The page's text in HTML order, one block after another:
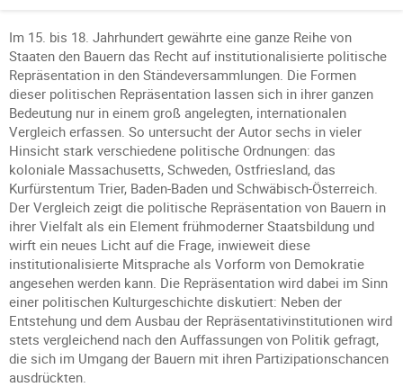
Im 15. bis 18. Jahrhundert gewährte eine ganze Reihe von
Staaten den Bauern das Recht auf institutionalisierte politische
Repräsentation in den Ständeversammlungen. Die Formen
dieser politischen Repräsentation lassen sich in ihrer ganzen
Bedeutung nur in einem groß angelegten, internationalen
Vergleich erfassen. So untersucht der Autor sechs in vieler
Hinsicht stark verschiedene politische Ordnungen: das
koloniale Massachusetts, Schweden, Ostfriesland, das
Kurfürstentum Trier, Baden-Baden und Schwäbisch-Österreich.
Der Vergleich zeigt die politische Repräsentation von Bauern in
ihrer Vielfalt als ein Element frühmoderner Staatsbildung und
wirft ein neues Licht auf die Frage, inwieweit diese
institutionalisierte Mitsprache als Vorform von Demokratie
angesehen werden kann. Die Repräsentation wird dabei im Sinn
einer politischen Kulturgeschichte diskutiert: Neben der
Entstehung und dem Ausbau der Repräsentativinstitutionen wird
stets vergleichend nach den Auffassungen von Politik gefragt,
die sich im Umgang der Bauern mit ihren Partizipationschancen
ausdrückten.